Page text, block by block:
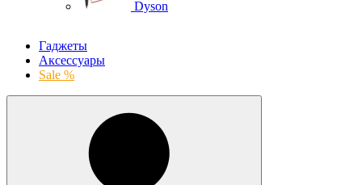
Dyson
Гаджеты
Аксессуары
Sale %